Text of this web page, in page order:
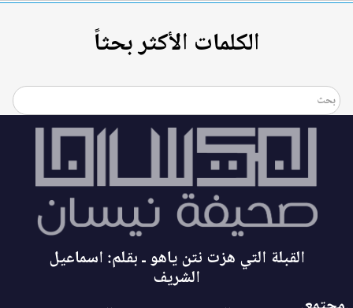
الكلمات الأكثر بحثاً
القبلة التي هزت نتن ياهو ـ بقلم: اسماعيل
الشريف